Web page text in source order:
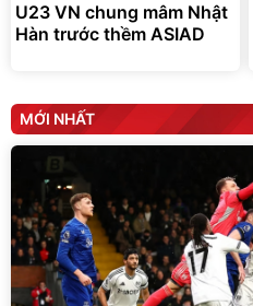
U23 VN chung mâm Nhật
Hàn trước thềm ASIAD
MỚI NHẤT